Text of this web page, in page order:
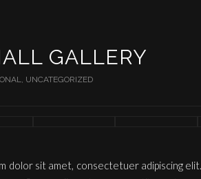
GALLERY
UNCATEGORIZED
dolor sit amet, consectetuer adipiscing